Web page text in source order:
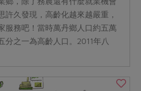
許久發現，高齡化越來越嚴重，
服務吧！當時萬丹鄉人口約五萬
分之一為高齡人口。2011年八